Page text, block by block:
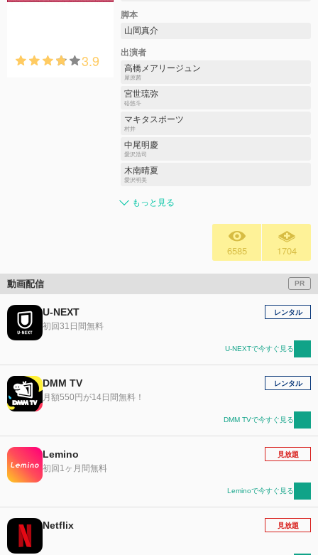
3.9
脚本
山岡真介
出演者
高橋メアリージュン
犀原茜
宮世琉弥
硲悠斗
マキタスポーツ
村井
中尾明慶
愛沢浩司
木南晴夏
愛沢明美
もっと見る
6585 1704
動画配信 PR
U-NEXT
初回31日間無料
レンタル
U-NEXTで今すぐ見る
DMM TV
月額550円が14日間無料！
レンタル
DMM TVで今すぐ見る
Lemino
初回1ヶ月間無料
見放題
Leminoで今すぐ見る
Netflix 見放題